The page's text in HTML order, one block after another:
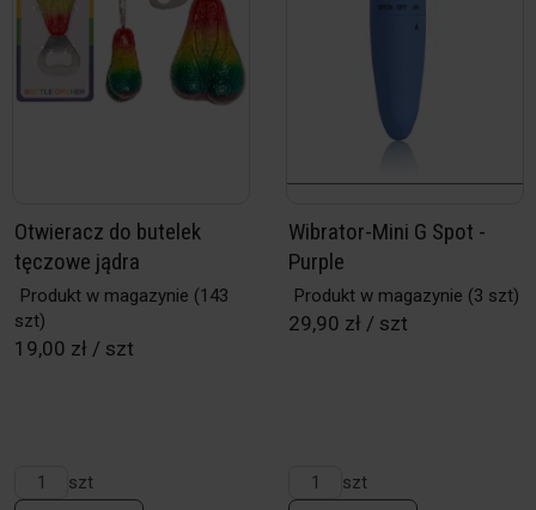
Otwieracz do butelek
tęczowe jądra
Produkt w magazynie (143
szt)
19,00 zł / szt
szt
Wibrator-Mini G Spot -
Purple
Produkt w magazynie (3 szt)
29,90 zł / szt
szt